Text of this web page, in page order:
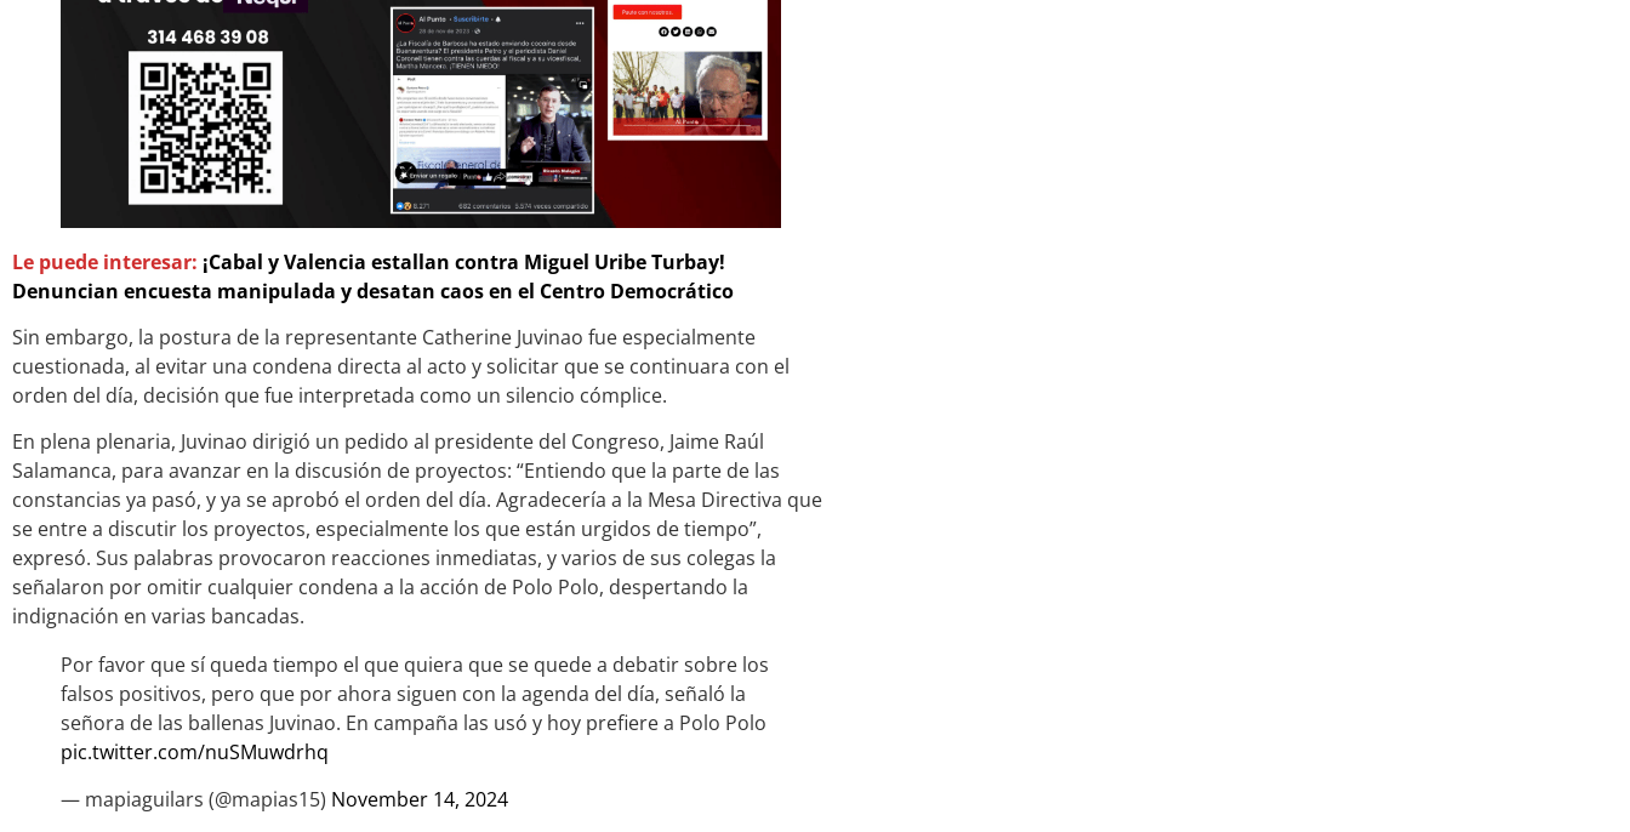
Le puede interesar: ¡Cabal y Valencia estallan contra Miguel Uribe Turbay!
Denuncian encuesta manipulada y desatan caos en el Centro Democrático
Sin embargo, la postura de la representante Catherine Juvinao fue especialmente
cuestionada, al evitar una condena directa al acto y solicitar que se continuara con el
orden del día, decisión que fue interpretada como un silencio cómplice.
En plena plenaria, Juvinao dirigió un pedido al presidente del Congreso, Jaime Raúl
Salamanca, para avanzar en la discusión de proyectos: “Entiendo que la parte de las
constancias ya pasó, y ya se aprobó el orden del día. Agradecería a la Mesa Directiva que
se entre a discutir los proyectos, especialmente los que están urgidos de tiempo”,
expresó. Sus palabras provocaron reacciones inmediatas, y varios de sus colegas la
señalaron por omitir cualquier condena a la acción de Polo Polo, despertando la
indignación en varias bancadas.
Por favor que sí queda tiempo el que quiera que se quede a debatir sobre los
falsos positivos, pero que por ahora siguen con la agenda del día, señaló la
señora de las ballenas Juvinao. En campaña las usó y hoy prefiere a Polo Polo
pic.twitter.com/nuSMuwdrhq
— mapiaguilars (@mapias15) November 14, 2024